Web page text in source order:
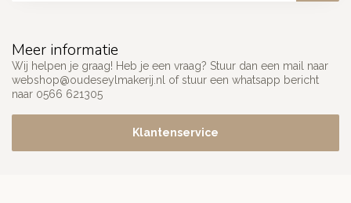
Meer informatie
Wij helpen je graag! Heb je een vraag? Stuur dan een mail naar
webshop@oudeseylmakerij.nl of stuur een whatsapp bericht
naar 0566 621305
Klantenservice